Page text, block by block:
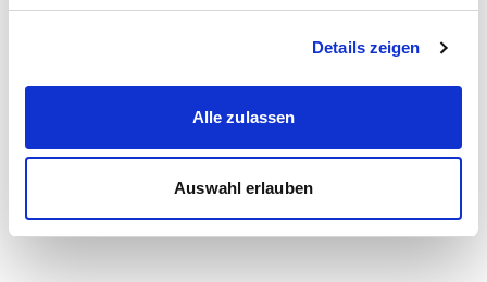
Details zeigen
Alle zulassen
Auswahl erlauben